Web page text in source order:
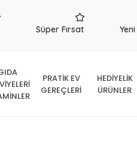
Süper Fırsat
PRATİK EV
GEREÇLERİ
HEDİYELİK
ÜRÜNLER